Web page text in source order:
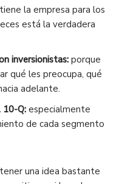
la empresa para los
está la verdadera
inversionistas: porque
qué les preocupa, qué
adelante.
10-Q: especialmente
de cada segmento
una idea bastante